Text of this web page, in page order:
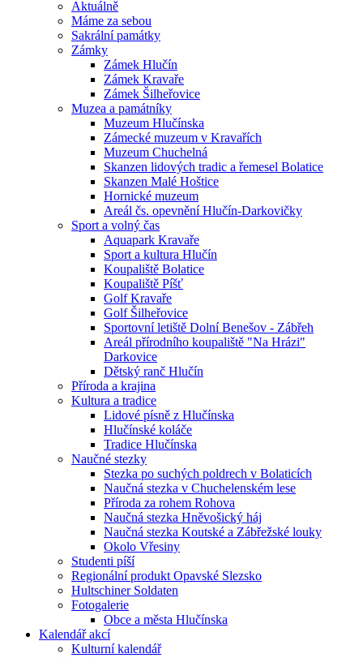
Aktuálně
Máme za sebou
Sakrální památky
Zámky
Zámek Hlučín
Zámek Kravaře
Zámek Šilheřovice
Muzea a památníky
Muzeum Hlučínska
Zámecké muzeum v Kravařích
Muzeum Chuchelná
Skanzen lidových tradic a řemesel Bolatice
Skanzen Malé Hoštice
Hornické muzeum
Areál čs. opevnění Hlučín-Darkovičky
Sport a volný čas
Aquapark Kravaře
Sport a kultura Hlučín
Koupaliště Bolatice
Koupaliště Píšť
Golf Kravaře
Golf Šilheřovice
Sportovní letiště Dolní Benešov - Zábřeh
Areál přírodního koupaliště "Na Hrázi"
Darkovice
Dětský ranč Hlučín
Příroda a krajina
Kultura a tradice
Lidové písně z Hlučínska
Hlučínské koláče
Tradice Hlučínska
Naučné stezky
Stezka po suchých poldrech v Bolaticích
Naučná stezka v Chuchelenském lese
Příroda za rohem Rohova
Naučná stezka Hněvošický háj
Naučná stezka Koutské a Zábřežské louky
Okolo Vřesiny
Studenti píší
Regionální produkt Opavské Slezsko
Hultschiner Soldaten
Fotogalerie
Obce a města Hlučínska
Kalendář akcí
Kulturní kalendář